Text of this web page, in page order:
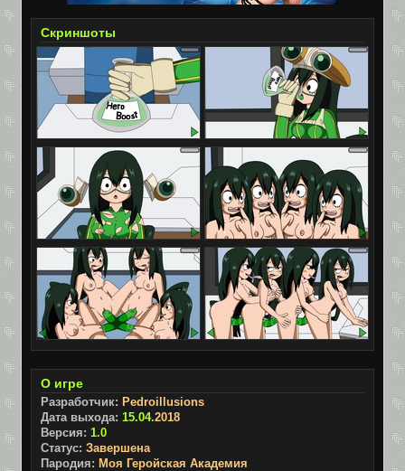
Скриншоты
О игре
Разработчик: Pedroillusions
Дата выхода: 15.04.2018
Версия: 1.0
Статус: Завершена
Пародия: Моя Геройская Академия